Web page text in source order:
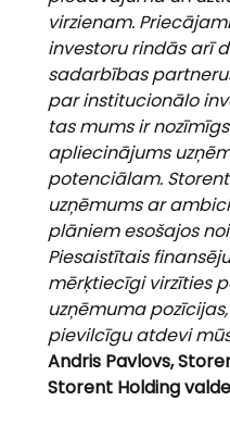
virzienam.
investoru rindās arī
sadarbības
par institucionālo
tas mums ir
apliecinājums
potenciālam.
uzņēmums ar
plāniem esošajos
Piesaistītais
mērķtiecīgi virzīties
uzņēmuma
pievilcīgu atdevi
Andris Pavlovs,
Storent Holding